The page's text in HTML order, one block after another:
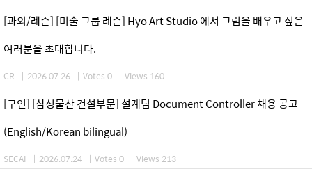
[과외/레슨] [미술 그룹 레슨] Hyo Art Studio 에서 그림을 배우고 싶은
여러분을 초대합니다.
CR | 2026.07.26 | Votes 0 | Views 160
[구인] [삼성물산 건설부문] 설계팀 Document Controller 채용 공고
(English/Korean bilingual)
SECAI | 2026.07.24 | Votes 0 | Views 213